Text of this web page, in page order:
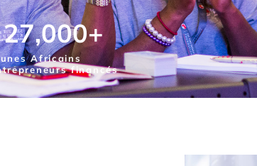
Africains
financés
27,000+